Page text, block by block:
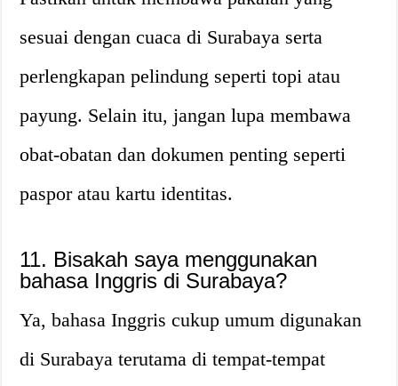
sesuai dengan cuaca di Surabaya serta
perlengkapan pelindung seperti topi atau
payung. Selain itu, jangan lupa membawa
obat-obatan dan dokumen penting seperti
paspor atau kartu identitas.
11. Bisakah saya menggunakan
bahasa Inggris di Surabaya?
Ya, bahasa Inggris cukup umum digunakan
di Surabaya terutama di tempat-tempat